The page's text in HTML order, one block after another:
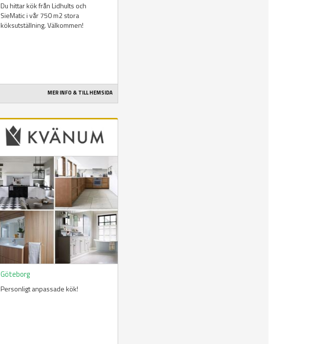
Du hittar kök från Lidhults och
SieMatic i vår 750 m2 stora
köksutställning. Välkommen!
MER INFO & TILL HEMSIDA
Göteborg
Personligt anpassade kök!